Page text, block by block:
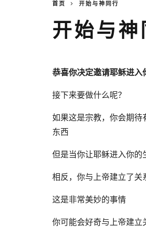
首页 开始与神同行
开始与神
恭喜你决定邀请耶稣进入
接下来要做什么呢？
如果这是宗教，你会期待
东西
但是当你让耶稣进入你的
相反，你与上帝建立了关
这是非常美妙的事情
你可能会好奇与上帝建立